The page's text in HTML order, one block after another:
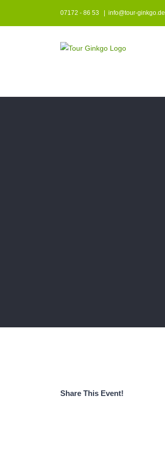
07172 - 86 53 info@tour-ginkgo.de
Share This Event!